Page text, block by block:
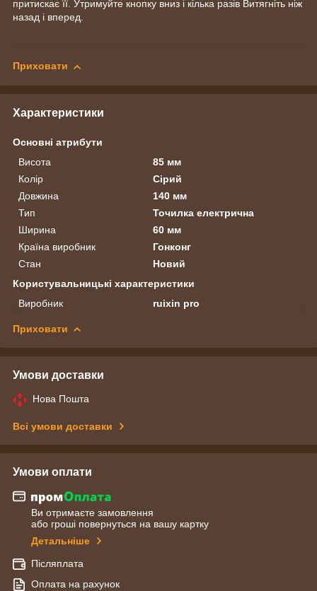
притискає її. Утримуйте кнопку вниз і кілька разів Витягніть ніж
назад і вперед.
Приховати
Характеристики
Основні атрибути
Висота
85 мм
Колір
Сірий
Довжина
140 мм
Тип
Точилка електрична
Ширина
60 мм
Країна виробник
Гонконг
Стан
Новий
Користувальницькі характеристики
Виробник
ruixin pro
Приховати
Умови доставки
Нова Пошта
Всі умови доставки
Умови оплати
Ви отримаєте замовлення
або гроші повернуться на вашу картку
Детальніше
Післяплата
Оплата на рахунок